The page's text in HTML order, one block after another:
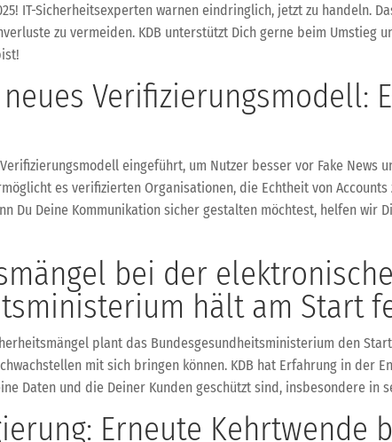
IT-Sicherheitsexperten warnen eindringlich, jetzt zu handeln.
zu vermeiden. KDB unterstützt Dich gerne beim
Verifizierungsmodell:
eingeführt, um Nutzer besser vor Fake
es verifizierten Organisationen, die Echtheit von
Du Deine Kommunikation sicher gestalten möchtest, helfen
bei der
hält am Start
plant das Bundesgesundheitsministerium den
mit sich bringen können. KDB hat Erfahrung in der
Daten und die Deiner Kunden geschützt sind, insbesondere in
Erneute Kehrtwende